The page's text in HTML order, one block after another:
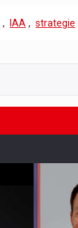
, IAA , strategie